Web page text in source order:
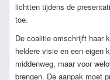
lichtten tijdens de
toe.
De coalitie omschrijft haar
heldere visie en een eigen
middenweg, maar voor
brengen. De aanpak moet